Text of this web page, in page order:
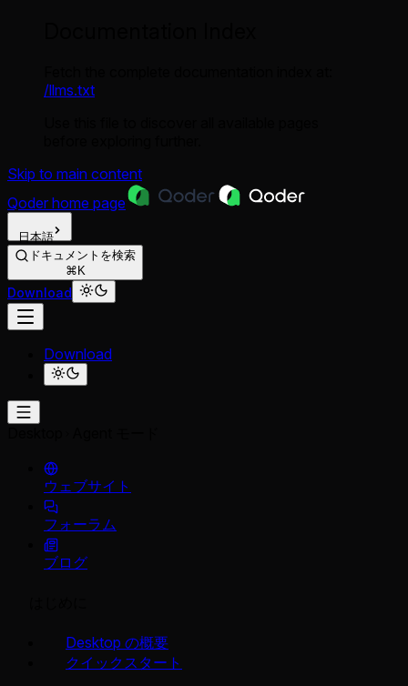
/llms.txt
Skip to main content
Qoder home page
日本語
ドキュメントを検索
⌘K
Download
Download
ウェブサイト
フォーラム
ブログ
Desktop の概要
クイックスタート